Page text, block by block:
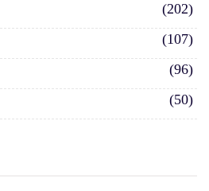
(202)
(107)
(96)
(50)